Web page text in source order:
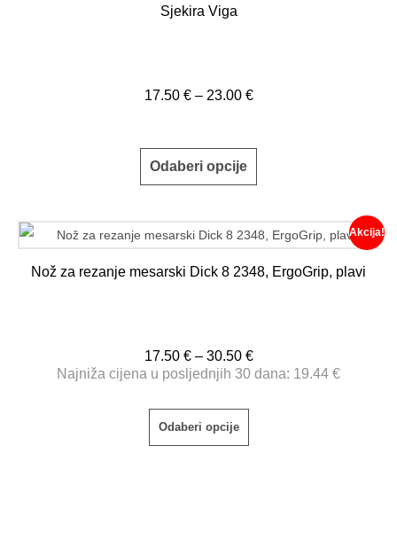
Sjekira Viga
17.50 € – 23.00 €
Odaberi opcije
Akcija!
Nož za rezanje mesarski Dick 8 2348, ErgoGrip, plavi
17.50 € – 30.50 €
Najniža cijena u posljednjih 30 dana: 19.44 €
Odaberi opcije